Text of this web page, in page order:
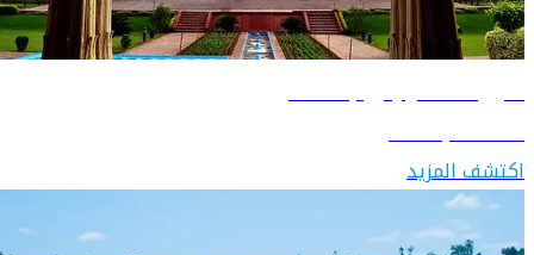
دليل السفر إلى باكستان
اكتشف باكستان
اكتشف المزيد